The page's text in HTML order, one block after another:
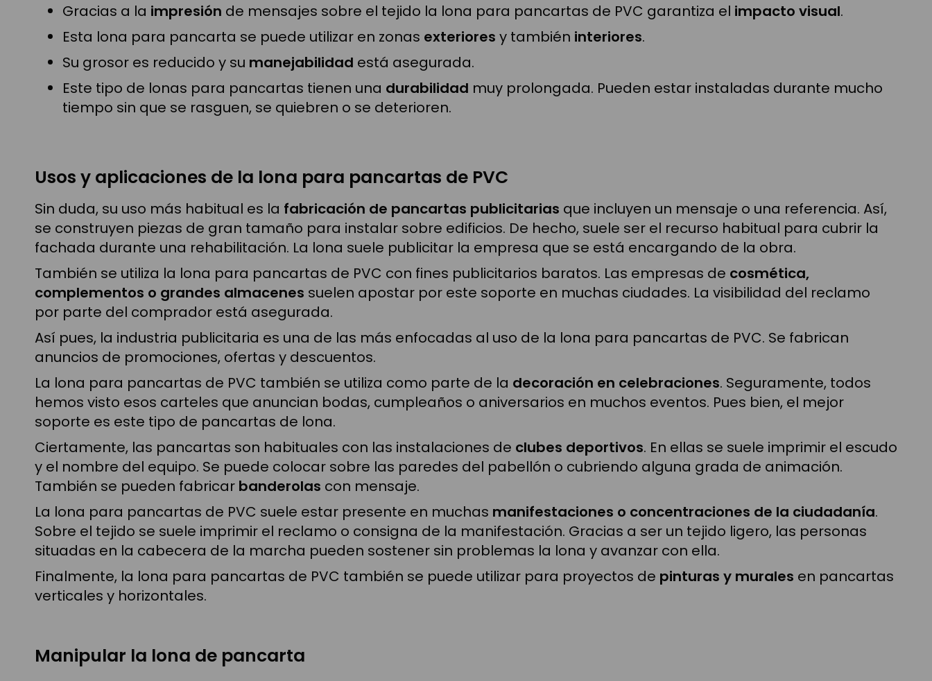
Gracias a la impresión de mensajes sobre el tejido la lona para pancartas de PVC garantiza el impacto visual.
Esta lona para pancarta se puede utilizar en zonas exteriores y también interiores.
Su grosor es reducido y su manejabilidad está asegurada.
Este tipo de lonas para pancartas tienen una durabilidad muy prolongada. Pueden estar instaladas durante mucho
tiempo sin que se rasguen, se quiebren o se deterioren.
Usos y aplicaciones de la lona para pancartas de PVC
Sin duda, su uso más habitual es la fabricación de pancartas publicitarias que incluyen un mensaje o una referencia. Así,
se construyen piezas de gran tamaño para instalar sobre edificios. De hecho, suele ser el recurso habitual para cubrir la
fachada durante una rehabilitación. La lona suele publicitar la empresa que se está encargando de la obra.
También se utiliza la lona para pancartas de PVC con fines publicitarios baratos. Las empresas de cosmética,
complementos o grandes almacenes suelen apostar por este soporte en muchas ciudades. La visibilidad del reclamo
por parte del comprador está asegurada.
Así pues, la industria publicitaria es una de las más enfocadas al uso de la lona para pancartas de PVC. Se fabrican
anuncios de promociones, ofertas y descuentos.
La lona para pancartas de PVC también se utiliza como parte de la decoración en celebraciones. Seguramente, todos
hemos visto esos carteles que anuncian bodas, cumpleaños o aniversarios en muchos eventos. Pues bien, el mejor
soporte es este tipo de pancartas de lona.
Ciertamente, las pancartas son habituales con las instalaciones de clubes deportivos. En ellas se suele imprimir el escudo
y el nombre del equipo. Se puede colocar sobre las paredes del pabellón o cubriendo alguna grada de animación.
También se pueden fabricar banderolas con mensaje.
La lona para pancartas de PVC suele estar presente en muchas manifestaciones o concentraciones de la ciudadanía.
Sobre el tejido se suele imprimir el reclamo o consigna de la manifestación. Gracias a ser un tejido ligero, las personas
situadas en la cabecera de la marcha pueden sostener sin problemas la lona y avanzar con ella.
Finalmente, la lona para pancartas de PVC también se puede utilizar para proyectos de pinturas y murales en pancartas
verticales y horizontales.
Manipular la lona de pancarta